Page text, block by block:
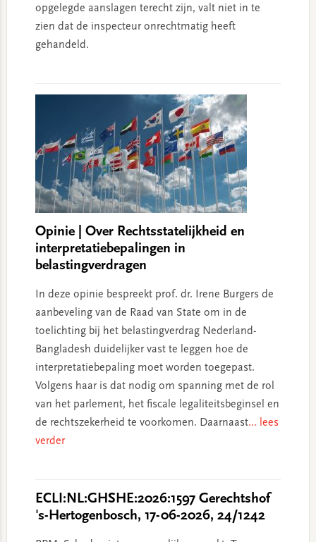
opgelegde aanslagen terecht zijn, valt niet in te
zien dat de inspecteur onrechtmatig heeft
gehandeld.
Opinie | Over Rechtsstatelijkheid en
interpretatiebepalingen in
belastingverdragen
In deze opinie bespreekt prof. dr. Irene Burgers de
aanbeveling van de Raad van State om in de
toelichting bij het belastingverdrag Nederland-
Bangladesh duidelijker vast te leggen hoe de
interpretatiebepaling moet worden toegepast.
Volgens haar is dat nodig om spanning met de rol
van het parlement, het fiscale legaliteitsbeginsel en
de rechtszekerheid te voorkomen. Daarnaast... lees
verder
ECLI:NL:GHSHE:2026:1597 Gerechtshof
's-Hertogenbosch, 17-06-2026, 24/1242